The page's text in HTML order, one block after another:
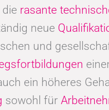
rasante
neue
und
ein höheres
sowohl für